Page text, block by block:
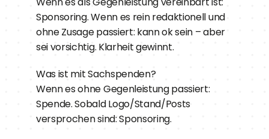
Sponsoring. Wenn es rein redaktionell und
ohne Zusage passiert: kann ok sein – aber
sei vorsichtig. Klarheit gewinnt.
Was ist mit Sachspenden?
Wenn es ohne Gegenleistung passiert:
Spende. Sobald Logo/Stand/Posts
versprochen sind: Sponsoring.